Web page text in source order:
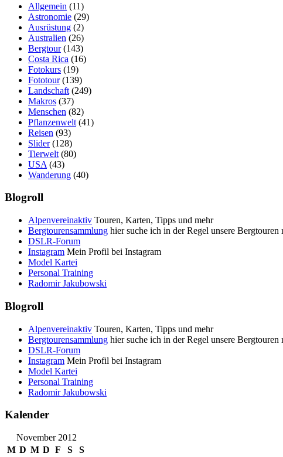
Allgemein (11)
Astronomie (29)
Ausrüstung (2)
Australien (26)
Bergtour(143)
Costa Rica (16)
Fotokurs (19)
Fototour(139)
Landschaft (249)
Makros (37)
Menschen (82)
Pflanzenwelt (41)
Reisen (93)
Slider(128)
Tierwelt (80)
USA (43)
Wanderung (40)
Blogroll
Alpenvereinaktiv Touren, Karten, Tipps und mehr
Bergtourensammlung hier suche ich in der Regel unsere Bergtouren
DSLR-Forum
Instagram Mein Profil bei Instagram
Model Kartei
Personal Training
Radomir Jakubowski
Blogroll
Alpenvereinaktiv Touren, Karten, Tipps und mehr
Bergtourensammlung hier suche ich in der Regel unsere Bergtouren
DSLR-Forum
Instagram Mein Profil bei Instagram
Model Kartei
Personal Training
Radomir Jakubowski
Kalender
November 2012
M D M D F S
S